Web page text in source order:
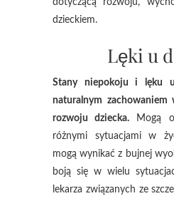
dzieckiem.
Lęki u
Stany niepokoju i lęku
naturalnym zachowaniem
rozwoju dziecka. Mogą
różnymi sytuacjami w
mogą wynikać z bujnej
boją się w wielu
lekarza związanych ze